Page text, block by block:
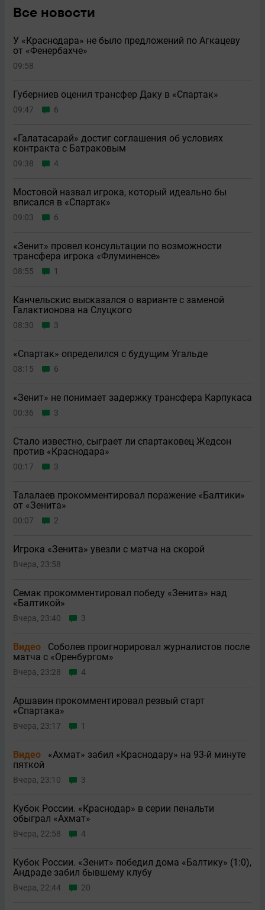
Все новости
У «Краснодара» не было предложений по Агкацеву
от «Фенербахче»
09:58
Губерниев оценил трансфер Даку в «Спартак»
09:47 6
«Галатасарай» достиг соглашения об условиях
контракта с Батраковым
09:38 4
Мостовой назвал игрока, который идеально бы
вписался в «Спартак»
09:03 6
«Зенит» провел консультации по возможности
трансфера игрока «Флуминенсе»
08:55 1
Канчельскис высказался о варианте с заменой
Галактионова на Слуцкого
08:30 3
«Спартак» определился с будущим Угальде
08:15 6
«Зенит» не понимает задержку трансфера Карпукаса
00:36 3
Стало известно, сыграет ли спартаковец Жедсон
против «Краснодара»
00:17 3
Талалаев прокомментировал поражение «Балтики»
от «Зенита»
00:07 2
Игрока «Зенита» увезли с матча на скорой
Вчера, 23:58
Семак прокомментировал победу «Зенита» над
«Балтикой»
Вчера, 23:40 3
Видео
Соболев проигнорировал журналистов после
матча с «Оренбургом»
Вчера, 23:28 4
Аршавин прокомментировал резвый старт
«Спартака»
Вчера, 23:17 1
Видео
«Ахмат» забил «Краснодару» на 93-й минуте
пяткой
Вчера, 23:10 3
Кубок России. «Краснодар» в серии пенальти
обыграл «Ахмат»
Вчера, 22:58 4
Кубок России. «Зенит» победил дома «Балтику» (1:0),
Андраде забил бывшему клубу
Вчера, 22:44 20